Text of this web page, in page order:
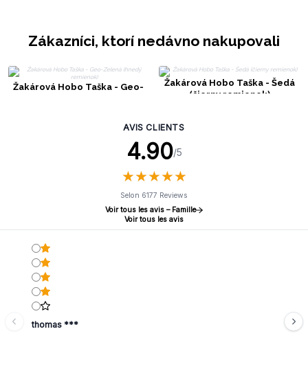
Zákazníci, ktorí nedávno nakupovali
Žakárová Hobo Taška - Geo-
Žakárová Hobo Taška - Šedá
(čierny remienok)
AVIS CLIENTS
4.90/5
★★★★★
★★★★★
Selon 6177 Reviews
Voir tous les avis – Famille
Voir tous les avis
thomas ***